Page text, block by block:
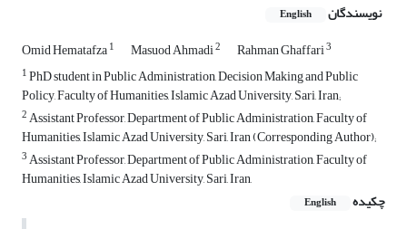
نویسندگان English
Omid Hematafza1 Masuod Ahmadi2 Rahman Ghaffari3
1PhD student in Public Administration, Decision Making and Public
Policy, Faculty of Humanities, Islamic Azad University, Sari, Iran;
2Assistant Professor, Department of Public Administration, Faculty of
Humanities, Islamic Azad University, Sari, Iran (Corresponding Author);
3Assistant Professor, Department of Public Administration, Faculty of
Humanities, Islamic Azad University, Sari, Iran,
چکیده
English